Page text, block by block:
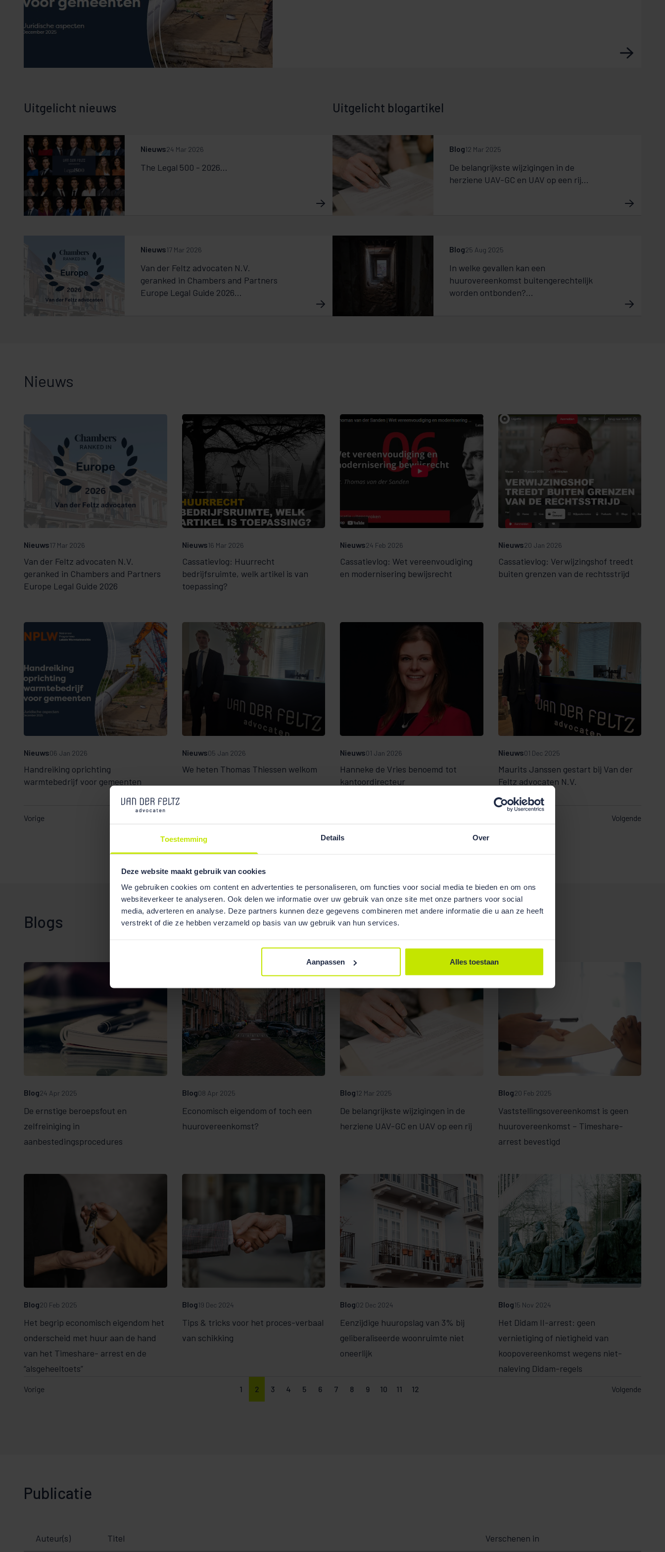
Toestemming Details Over
Deze website maakt gebruik van cookies
We gebruiken cookies om content en advertenties te personaliseren, om functies voor social media te bieden en om ons
websiteverkeer te analyseren. Ook delen we informatie over uw gebruik van onze site met onze partners voor social
media, adverteren en analyse. Deze partners kunnen deze gegevens combineren met andere informatie die u aan ze heeft
verstrekt of die ze hebben verzameld op basis van uw gebruik van hun services.
Aanpassen Alles toestaan
Uitgelicht nieuws
Nieuws24 Mar 2026
The Legal 500 - 2026...
Nieuws17 Mar 2026
Van der Feltz advocaten N.V.
geranked in Chambers and Partners
Europe Legal Guide 2026...
Uitgelicht blogartikel
Blog12 Mar 2025
De belangrijkste wijzigingen in de
herziene UAV-GC en UAV op een rij...
Blog25 Aug 2025
In welke gevallen kan een
huurovereenkomst buitengerechtelijk
worden ontbonden?...
Nieuws
Van der Feltz advocaten N.V.
geranked in Chambers and Partners
Europe Legal Guide 2026
Nieuws17 Mar 2026
Cassatievlog: Huurrecht
bedrijfsruimte, welk artikel is van
toepassing?
Nieuws16 Mar 2026
Cassatievlog: Wet vereenvoudiging
en modernisering bewijsrecht
Nieuws24 Feb 2026
Cassatievlog: Verwijzingshof treedt
buiten grenzen van de rechtsstrijd
Nieuws20 Jan 2026
Handreiking oprichting
warmtebedrijf voor gemeenten
Nieuws06 Jan 2026
We heten Thomas Thiessen welkom
Nieuws05 Jan 2026
Hanneke de Vries benoemd tot
kantoordirecteur
Nieuws01 Jan 2026
Maurits Janssen gestart bij Van der
Feltz advocaten N.V.
Nieuws01 Dec 2025
Vorige Volgende
Blogs
De ernstige beroepsfout en
zelfreiniging in
aanbestedingsprocedures
Blog24 Apr 2025
Economisch eigendom of toch een
huurovereenkomst?
Blog08 Apr 2025
De belangrijkste wijzigingen in de
herziene UAV-GC en UAV op een rij
Blog12 Mar 2025
Vaststellingsovereenkomst is geen
huurovereenkomst – Timeshare-
arrest bevestigd
Blog20 Feb 2025
Het begrip economisch eigendom het
onderscheid met huur aan de hand
van het Timeshare- arrest en de
“alsgeheeltoets”
Blog20 Feb 2025
Tips & tricks voor het proces-verbaal
van schikking
Blog19 Dec 2024
Eenzijdige huuropslag van 3% bij
geliberaliseerde woonruimte niet
oneerlijk
Blog02 Dec 2024
Het Didam II-arrest: geen
vernietiging of nietigheid van
koopovereenkomst wegens niet-
naleving Didam-regels
Blog15 Nov 2024
Vorige 1 2 3 4 5 6 7 8 9 10 11 12 Volgende
Publicatie
Auteur(s) Titel Verschenen in